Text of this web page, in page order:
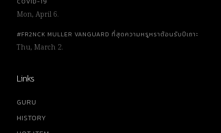
Mon, April 6.
#FR2NCK MULLER VANGUARD ที่สุดความหรูหราต้อนรับปีเถาะ
Thu, March 2.
Links
GURU
HISTORY